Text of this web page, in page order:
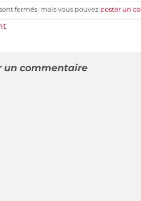
fermés, mais vous pouvez poster un
un commentaire